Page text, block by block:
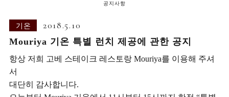
공지사항
기온 2018.5.10
Mouriya 기온 특별 런치 제공에 관한 공지
항상 저희 고베 스테이크 레스토랑 Mouriya를 이용해 주셔
서
대단히 감사합니다.